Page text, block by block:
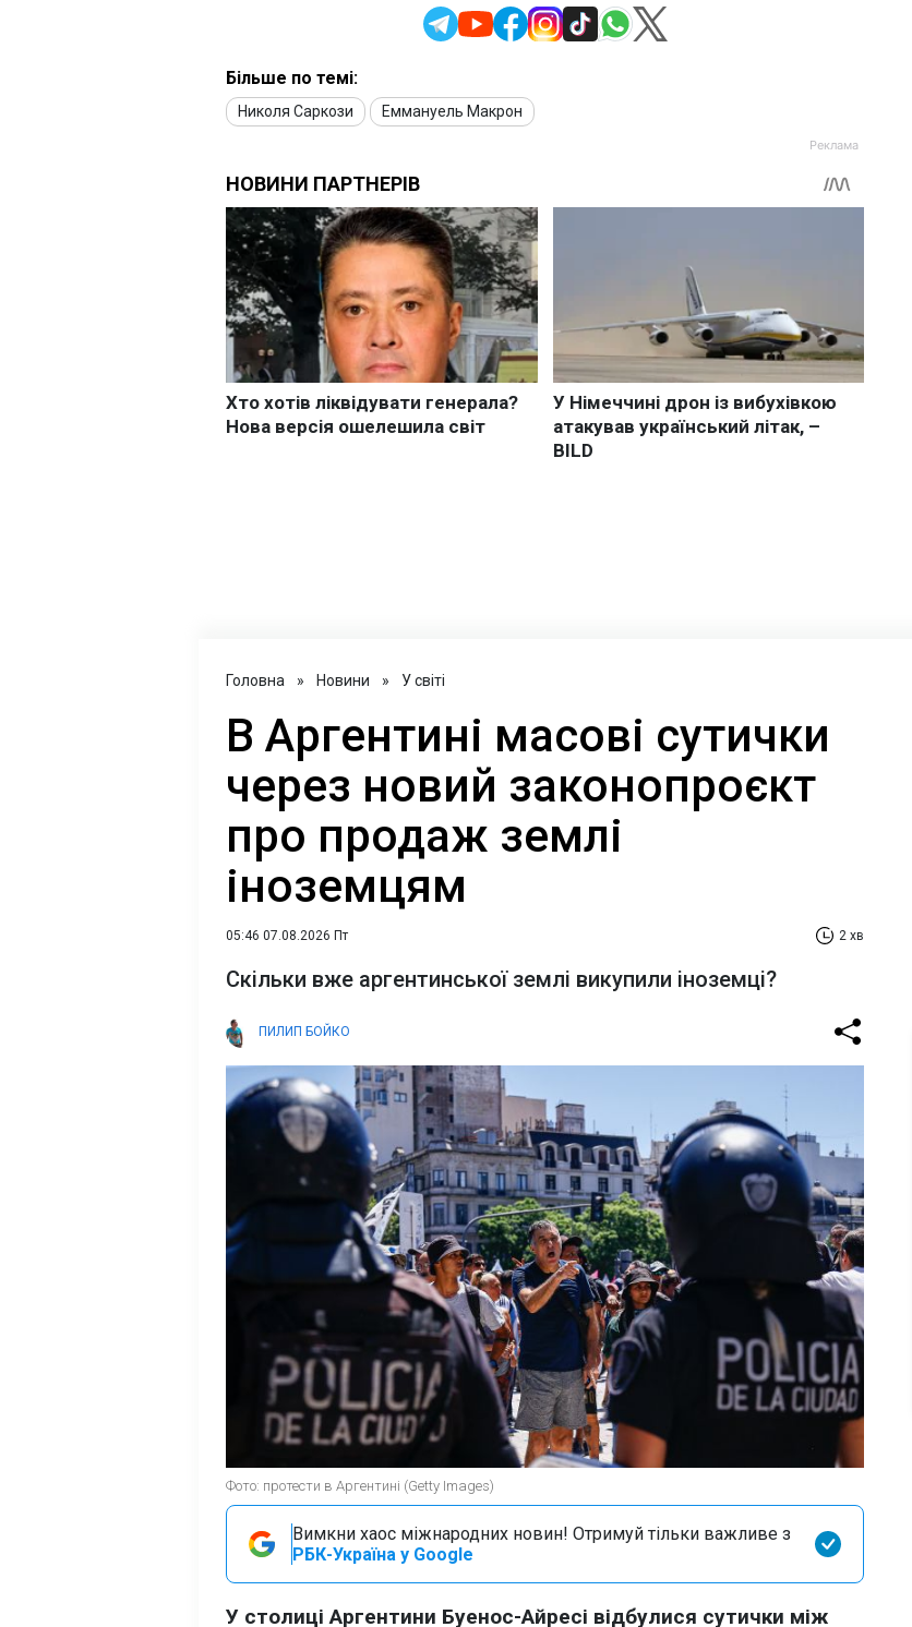
Більше по темі:
Николя Саркози Еммануель Макрон
Головна » Новини » У світі
В Аргентині масові сутички
через новий законопроєкт
про продаж землі
іноземцям
05:46 07.08.2026 Пт 2 хв
Скільки вже аргентинської землі викупили іноземці?
ПИЛИП БОЙКО
Фото: протести в Аргентині (Getty Images)
Вимкни хаос міжнародних новин! Отримуй тільки важливе з
РБК-Україна у Google
У столиці Аргентини Буенос-Айресі відбулися сутички між